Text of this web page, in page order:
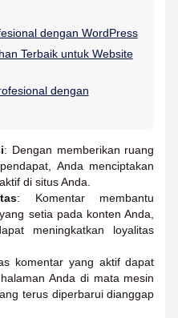
dengan WordPress
Terbaik untuk Website
dengan
: Dengan memberikan ruang
Anda menciptakan
di situs Anda.
: Komentar membantu
setia pada konten Anda,
meningkatkan loyalitas
komentar yang aktif dapat
Anda di mata mesin
terus diperbarui dianggap